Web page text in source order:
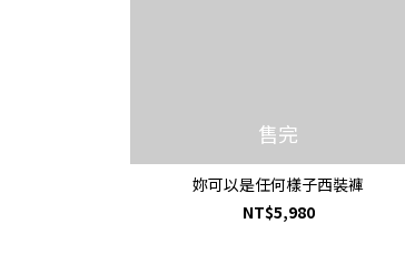
售完
妳可以是任何樣子西裝褲
NT$5,980